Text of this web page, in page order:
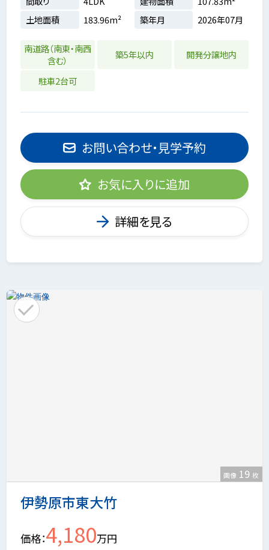
土地面積
183.96m² 築年月 2026年07月
南道路（南東・南西
含む）
築5年以内 開発分譲地内
駐車2台可
お問い合わせ・見学予約
お気に入りに追加
詳細を見る
伊勢原市東大竹
画像 19 枚
価格 4,180万円